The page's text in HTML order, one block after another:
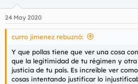
24 May 2020
curro jimenez rebuznó:
Y que pollas tiene que ver una cosa
que la legitimidad de tu régimen y
justicia de tu país. Es increíble ver
cosas intentando justificar lo